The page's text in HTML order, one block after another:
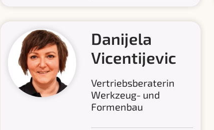
Danijela
Vicentijevic
Vertriebsberaterin
Werkzeug- und
Formenbau